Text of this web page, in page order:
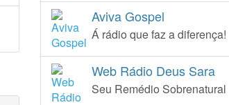
Aviva Gospel
Á rádio que faz a diferença!
Web Rádio Deus Sara
Seu Remédio Sobrenatural